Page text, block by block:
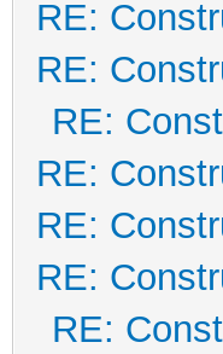
RE:
RE:
RE:
RE:
RE:
RE:
RE: